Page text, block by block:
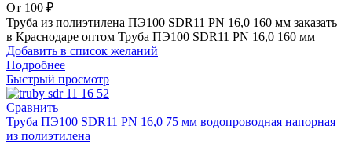
От 100 ₽
Труба из полиэтилена ПЭ100 SDR11 PN 16,0 160 мм заказать
в Краснодаре оптом Труба ПЭ100 SDR11 PN 16,0 160 мм
Добавить в список желаний
Подробнее
Быстрый просмотр
Сравнить
Труба ПЭ100 SDR11 PN 16,0 75 мм водопроводная напорная
из полиэтилена